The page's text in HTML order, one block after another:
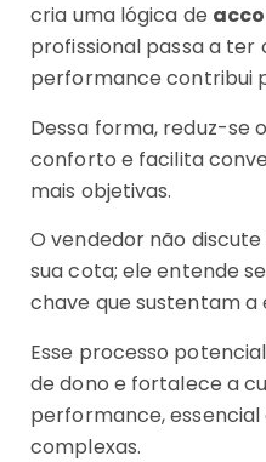
cria uma lógica de
profissional passa a ter
performance contribui
Dessa forma, reduz-se
conforto e facilita
mais objetivas.
O vendedor não
sua cota; ele entende
chave que sustentam
Esse processo
de dono e fortalece a
performance, essencial
complexas.